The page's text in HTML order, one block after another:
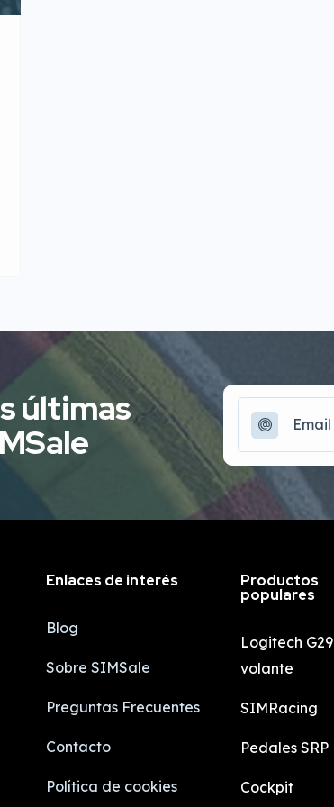
últimas
Enlaces de interés
Blog
Sobre SIMSale
Preguntas Frecuentes
Contacto
Política de cookies
Productos
populares
Logitech G29
volante
SIMRacing
Pedales SRP
Cockpit